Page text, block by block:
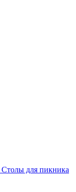
Столы для пикника